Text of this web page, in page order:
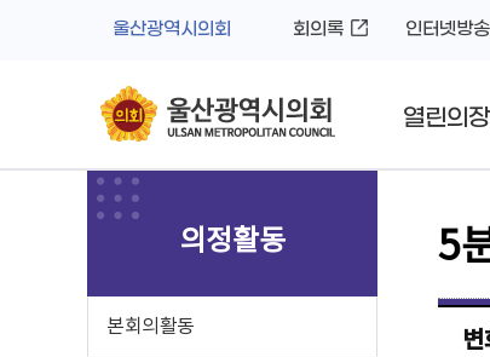
울산광역시의회 회의록 인터넷방송
열린의
의정활동
본회의활동
5